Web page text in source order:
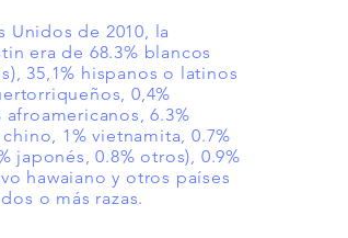
Unidos de 2010, la
era de 68.3% blancos
35,1% hispanos o latinos
0,4%
afroamericanos, 6.3%
1% vietnamita, 0.7%
japonés, 0.8% otros), 0.9%
hawaiano y otros países
o más razas.